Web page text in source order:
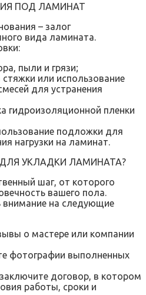
ПОД ЛАМИНАТ
– залог
вида ламината.
пыли и грязи;
или использование
для устранения
гидроизоляционной пленки
подложки для
нагрузки на ламинат.
УКЛАДКИ ЛАМИНАТА?
шаг, от которого
вашего пола.
внимание на следующие
о мастере или компании
фотографии выполненных
договор, в котором
работы, сроки и